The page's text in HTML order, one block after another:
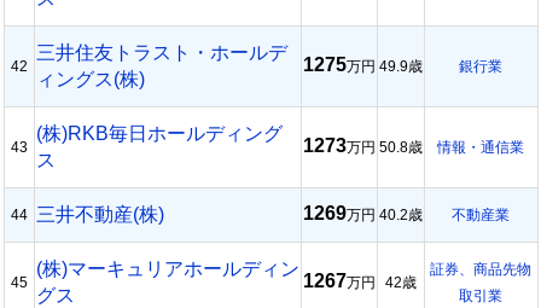
42
三井住友トラスト・ホールデ
ィングス(株)
1275万円 49.9歳 銀行業
43
(株)RKB毎日ホールディング
ス
1273万円 50.8歳 情報・通信業
44 三井不動産(株) 1269万円 40.2歳 不動産業
45
(株)マーキュリアホールディン
グス
1267万円 42歳
証券、商品先物
取引業